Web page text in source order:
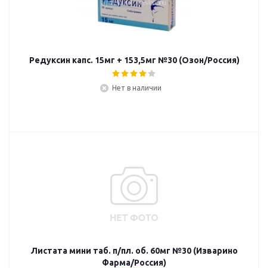
Редуксин капс. 15мг + 153,5мг №30 (Озон/Россия)
Нет в наличии
Листата мини таб. п/пл. об. 60мг №30 (Изварино
Фарма/Россия)